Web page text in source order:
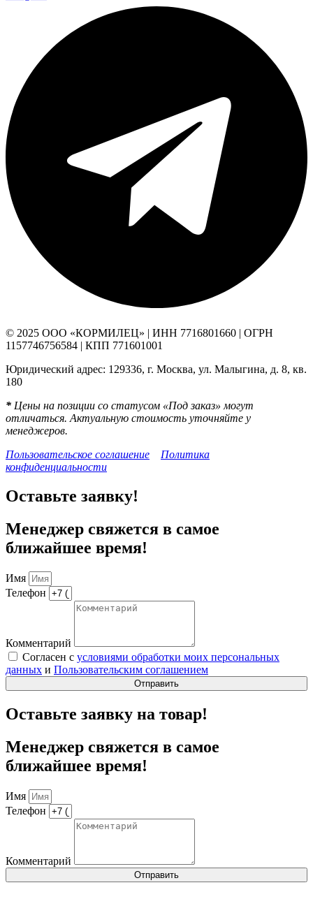
© 2025 ООО «КОРМИЛЕЦ» | ИНН 7716801660 | ОГРН
1157746756584 | КПП 771601001
Юридический адрес: 129336, г. Москва, ул. Малыгина, д. 8, кв.
180
* Цены на позиции со статусом «Под заказ» могут
отличаться. Актуальную стоимость уточняйте у
менеджеров.
Пользовательское соглашение
Политика
конфиденциальности
Оставьте заявку!
Менеджер свяжется в самое
ближайшее время!
Имя
Телефон
Комментарий
Согласен с условиями обработки моих персональных
данных и Пользовательским соглашением
Отправить
Оставьте заявку на товар!
Менеджер свяжется в самое
ближайшее время!
Имя
Телефон
Комментарий
Отправить